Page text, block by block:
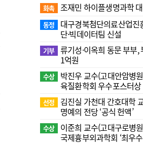
화촉 조재민 하이플생명과학
동정
대구경북첨단의료산업진
단·빅데이터팀 신설
기부 류기성·이옥희 동문 부부
1억원
수상
박진우 교수(고대안암병
육질환학회 우수포스터상
선정
김진실 가천대 간호대학
명예의 전당 ‘공식 헌액’
수상
이준희 교수(고대구로병
국제흉부외과학회 ‘최우